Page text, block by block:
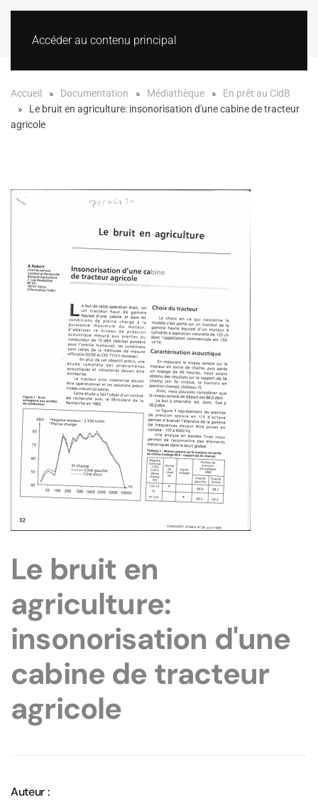
Accéder au contenu principal
Accueil Documentation Médiathèque
En prêt au CidB
Le bruit en agriculture: insonorisation d'une cabine de tracteur
agricole
Le bruit en
agriculture:
insonorisation d'une
cabine de tracteur
agricole
Auteur :